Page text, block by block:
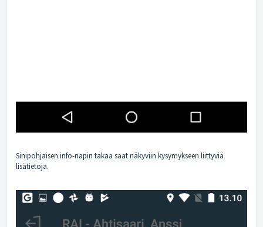
Sinipohjaisen info-napin takaa saat näkyviin kysymykseen liittyviä
lisätietoja.